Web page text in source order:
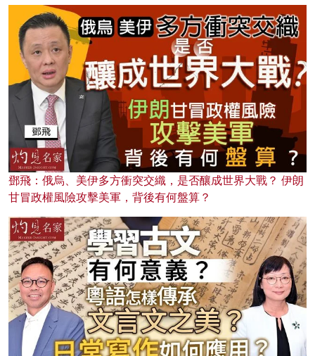
鄧飛：俄烏、美伊多方衝突交織，是否釀成世界大戰？ 伊朗
甘冒政權風險攻擊美軍，背後有何盤算？